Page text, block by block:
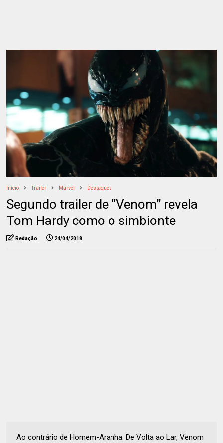
Início Trailer Marvel Destaques
Segundo trailer de “Venom” revela
Tom Hardy como o simbionte
Redação 24/04/2018
Ao contrário de Homem-Aranha: De Volta ao Lar, Venom